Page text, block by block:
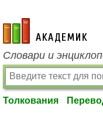
academic.ru
Словари и
Толкования